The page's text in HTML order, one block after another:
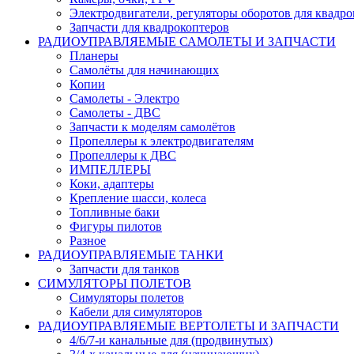
Электродвигатели, регуляторы оборотов для
Запчасти для квадрокоптеров
РАДИОУПРАВЛЯЕМЫЕ САМОЛЕТЫ И ЗАПЧАСТИ
Планеры
Самолёты для начинающих
Копии
Самолеты - Электро
Самолеты - ДВС
Запчасти к моделям самолётов
Пропеллеры к электродвигателям
Пропеллеры к ДВС
ИМПЕЛЛЕРЫ
Коки, адаптеры
Крепление шасси, колеса
Топливные баки
Фигуры пилотов
Разное
РАДИОУПРАВЛЯЕМЫЕ ТАНКИ
Запчасти для танков
СИМУЛЯТОРЫ ПОЛЕТОВ
Симуляторы полетов
Кабели для симуляторов
РАДИОУПРАВЛЯЕМЫЕ ВЕРТОЛЕТЫ И ЗАПЧАСТИ
4/6/7-и канальные для (продвинутых)